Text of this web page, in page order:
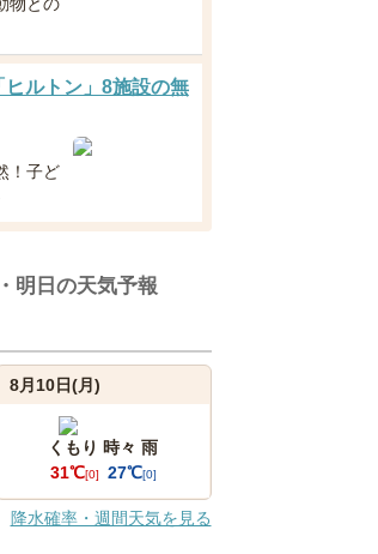
ルトン」8施設の無
！子ど
明日の天気予報
8月10日(月)
くもり 時々 雨
31℃[0] 27℃[0]
降水確率・週間天気を見る